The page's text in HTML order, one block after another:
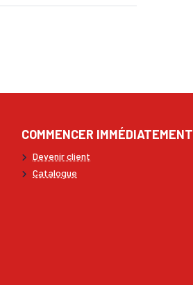
COMMENCER IMMÉDIATEMENT
Devenir client
Catalogue